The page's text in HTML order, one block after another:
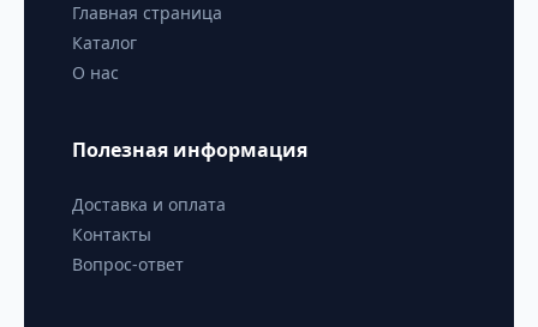
Главная страница
Каталог
О нас
Полезная информация
Доставка и оплата
Контакты
Вопрос-ответ